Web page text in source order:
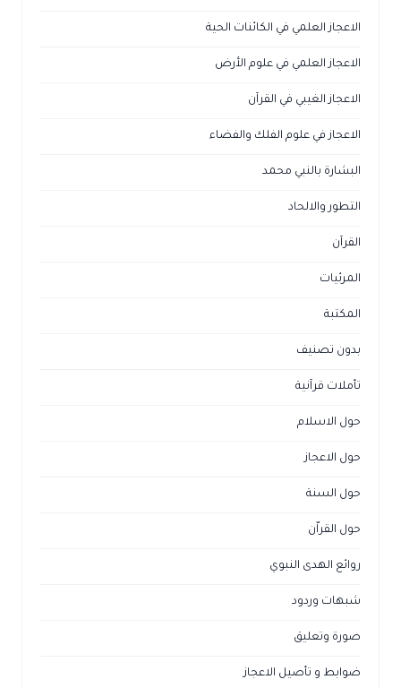
الاعجاز العلمي في الكائنات الحية
الاعجاز العلمي في علوم الأرض
الاعجاز الغيبي في القرآن
الاعجاز في علوم الفلك والفضاء
البشارة بالنبي محمد
التطور والالحاد
القرآن
المرئيات
المكتبة
بدون تصنيف
تأملات قرآنية
حول الاسلام
حول الاعجاز
حول السنة
حول القراّن
روائع الهدى النبوي
شبهات وردود
صورة وتعليق
ضوابط و تأصيل الاعجاز